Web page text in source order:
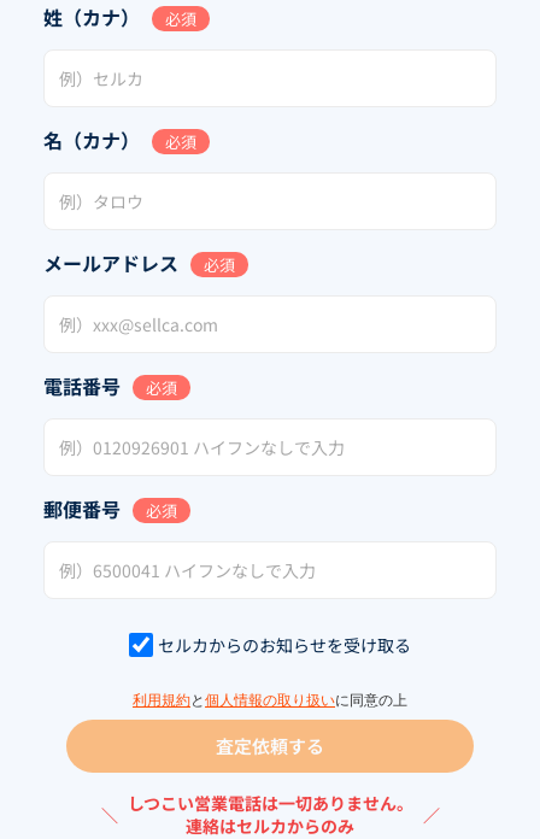
姓（カナ） 必須
名（カナ） 必須
メールアドレス 必須
電話番号 必須
郵便番号 必須
セルカからのお知らせを受け取る
利用規約と 個人情報の取り扱いに同意の上
査定依頼する
＼
しつこい営業電話は一切ありません。
連絡はセルカからのみ
／